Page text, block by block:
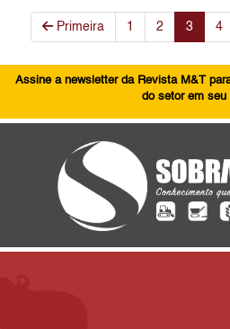
Primeira 1 2 3 4
Assine a newsletter da Revista M&T
do setor em seu